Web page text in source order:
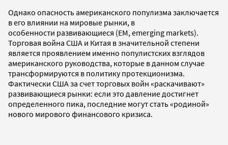
Однако опасность американского популизма заключается
в его влиянии на мировые рынки, в
особенности развивающиеся (EM,emerging markets).
Торговая война США и Китая в значительной степени
является проявлением именно популистских взглядов
американского руководства, которые в данном случае
трансформируются в политику протекционизма.
Фактически СШАза счет торговых войн «раскачивают»
развивающиеся рынки: если это давление достигнет
определенного пика, последние могут стать «родиной»
нового мирового финансового кризиса.